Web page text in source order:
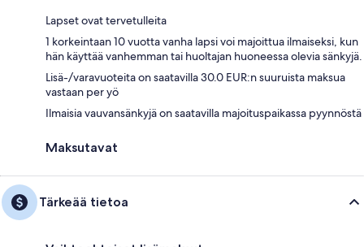
Lapset ovat tervetulleita
1 korkeintaan 10 vuotta vanha lapsi voi majoittua ilmaiseksi, kun
hän käyttää vanhemman tai huoltajan huoneessa olevia sänkyjä.
Lisä-/varavuoteita on saatavilla 30.0 EUR:n suuruista maksua
vastaan per yö
Ilmaisia vauvansänkyjä on saatavilla majoituspaikassa pyynnöstä
Maksutavat
Tärkeää tietoa